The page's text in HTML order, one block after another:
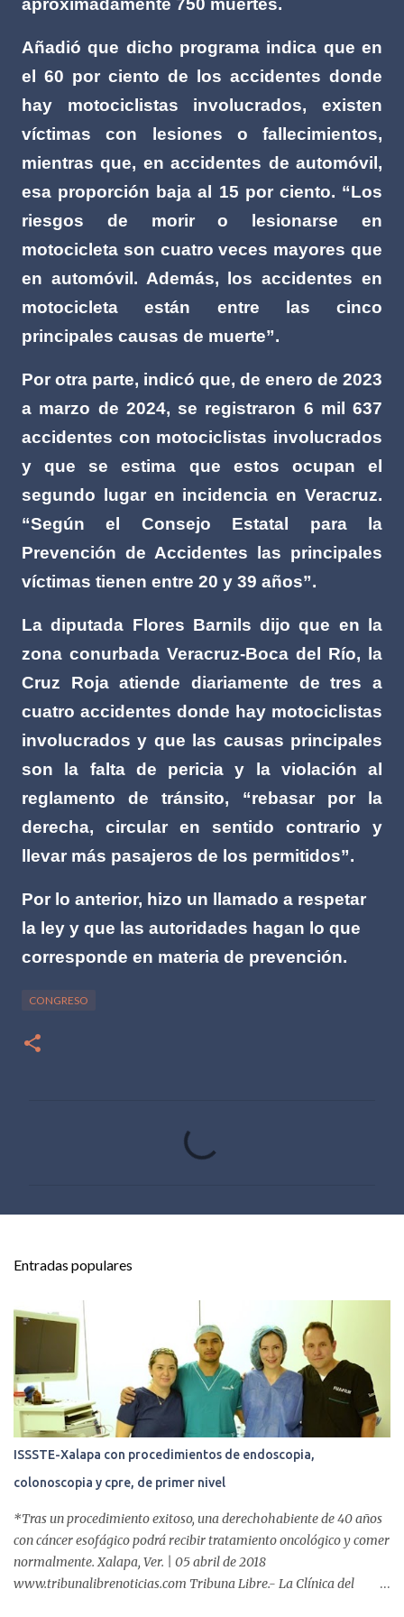
aproximadamente 750 muertes.
Añadió que dicho programa indica que en
el 60 por ciento de los accidentes donde
hay motociclistas involucrados, existen
víctimas con lesiones o fallecimientos,
mientras que, en accidentes de automóvil,
esa proporción baja al 15 por ciento. “Los
riesgos de morir o lesionarse en
motocicleta son cuatro veces mayores que
en automóvil. Además, los accidentes en
motocicleta están entre las cinco
principales causas de muerte”.
Por otra parte, indicó que, de enero de 2023
a marzo de 2024, se registraron 6 mil 637
accidentes con motociclistas involucrados
y que se estima que estos ocupan el
segundo lugar en incidencia en Veracruz.
“Según el Consejo Estatal para la
Prevención de Accidentes las principales
víctimas tienen entre 20 y 39 años”.
La diputada Flores Barnils dijo que en la
zona conurbada Veracruz-Boca del Río, la
Cruz Roja atiende diariamente de tres a
cuatro accidentes donde hay motociclistas
involucrados y que las causas principales
son la falta de pericia y la violación al
reglamento de tránsito, “rebasar por la
derecha, circular en sentido contrario y
llevar más pasajeros de los permitidos”.
Por lo anterior, hizo un llamado a respetar
la ley y que las autoridades hagan lo que
corresponde en materia de prevención.
CONGRESO
s
Entradas populares
ISSSTE-Xalapa con procedimientos de endoscopia,
colonoscopia y cpre, de primer nivel
*Tras un procedimiento exitoso, una derechohabiente de 40 años
con cáncer esofágico podrá recibir tratamiento oncológico y comer
normalmente. Xalapa, Ver. | 05 abril de 2018
www.tribunalibrenoticias.com Tribuna Libre.- La Clínica del